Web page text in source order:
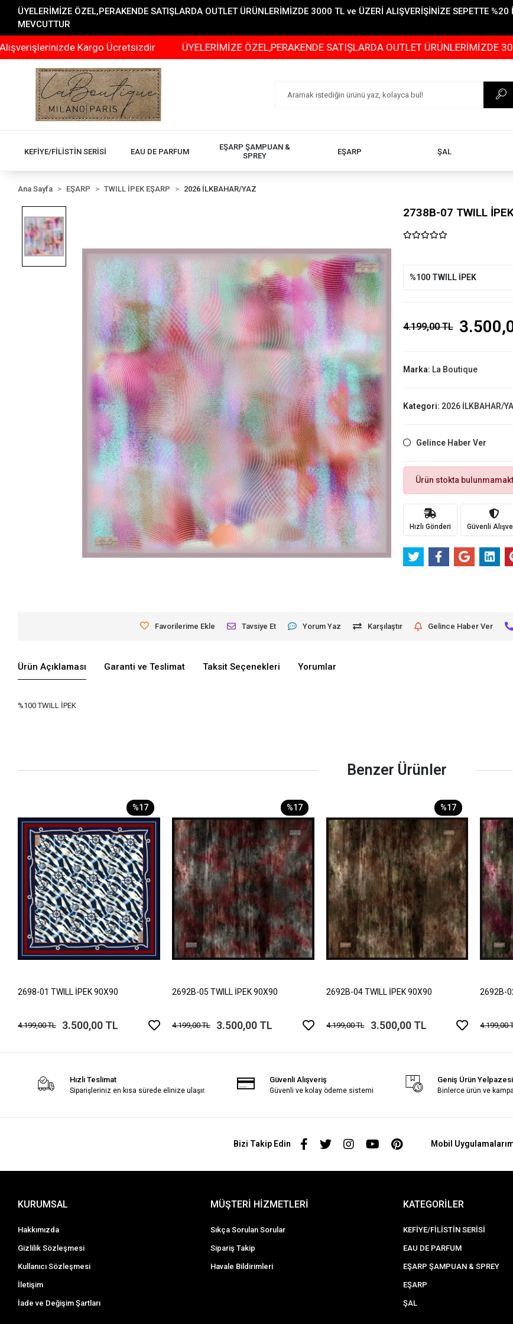
ÜYELERİMİZE ÖZEL,PERAKENDE SATIŞLARDA OUTLET ÜRÜNLERİMİZDE 3000 TL ve ÜZERİ ALIŞVERİŞİNİZE SEPETTE
MEVCUTTUR
Kargo Ücretsizdir ÜYELERİMİZE ÖZEL,PERAKENDE SATIŞLARDA OUTLET ÜRÜNLERİMİZDE 3000
KEFİYE/FİLİSTİN SERİSİ EAU DE PARFUM
EŞARP ŞAMPUAN &
SPREY
EŞARP ŞAL
Ana Sayfa EŞARP TWILL İPEK EŞARP 2026 İLKBAHAR/YAZ
2738B-07 TWILL
%100 TWILL İPEK
4.199,00 TL
Marka: La Boutique
Kategori: 2026 İLKBAHAR/
Gelince Haber Ver
Ürün stokta
Hızlı Gönderi Güvenli
Favorilerime Ekle Tavsiye Et Yorum Yaz Karşılaştır Gelince Haber Ver
Ürün Açıklaması Garanti ve Teslimat Taksit Seçenekleri Yorumlar
%100 TWILL İPEK
Benzer Ürünler
%17
2698-01 TWILL İPEK 90X90
4.199,00 TL 3.500,00 TL
%17
2692B-05 TWILL İPEK 90X90
4.199,00 TL 3.500,00 TL
%17
2692B-04 TWILL İPEK 90X90
4.199,00 TL 3.500,00 TL
2692B-
4.199,00
Hızlı Teslimat
Siparişleriniz en kısa sürede elinize ulaşır.
Güvenli Alışveriş
Güvenli ve kolay ödeme sistemi
Geniş Ürün Yelpazesi
Binlerce ürün ve
Bizi Takip Edin Mobil
KURUMSAL
Hakkımızda
Gizlilik Sözleşmesi
Kullanıcı Sözleşmesi
İletişim
İade ve Değişim Şartları
MÜŞTERİ HİZMETLERİ
Sıkça Sorulan Sorular
Sipariş Takip
Havale Bildirimleri
KATEGORİLER
KEFİYE/FİLİSTİN SERİSİ
EAU DE PARFUM
EŞARP ŞAMPUAN & SPREY
EŞARP
ŞAL